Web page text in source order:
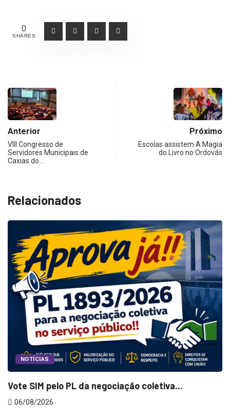
0
SHARES
Anterior
VIII Congresso de
Servidores Municipais de
Caxias do…
Próximo
Escolas assistem A Magia
do Livro no Ordovás
Relacionados
NOTÍCIAS
Vote SIM pelo PL da negociação coletiva...
06/08/2026